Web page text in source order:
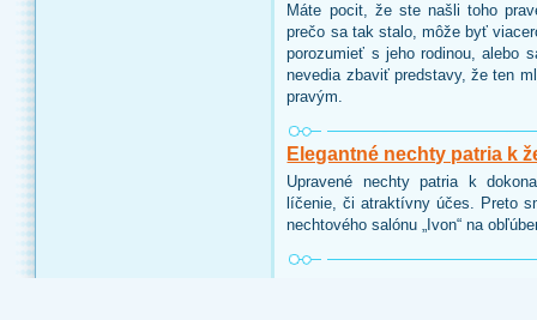
Máte pocit, že ste našli toho
prečo sa tak stalo, môže byť
porozumieť s jeho rodinou, alebo
nevedia zbaviť predstavy, že ten
pravým.
Elegantné nechty patria k
Upravené nechty patria k
líčenie, či atraktívny účes. Preto
nechtového salónu „Ivon“ na